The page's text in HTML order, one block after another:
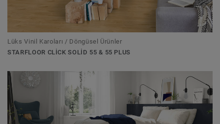
Lüks Vinil Karoları / Döngüsel Ürünler
STARFLOOR CLICK SOLID 55 & 55 PLUS